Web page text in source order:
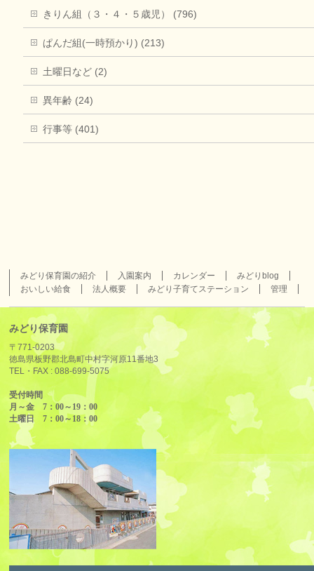
きりん組（３・４・５歳児） (796)
ぱんだ組(一時預かり) (213)
土曜日など (2)
異年齢 (24)
行事等 (401)
みどり保育園の紹介 入園案内 カレンダー
みどりblog
おいしい給食
法人概要 みどり子育てステーション 管理
みどり保育園
〒771-0203
徳島県板野郡北島町中村字河原11番地3
TEL・FAX :088-699-5075
受付時間
月～金 7：00～19：00
土曜日 7：00～18：00